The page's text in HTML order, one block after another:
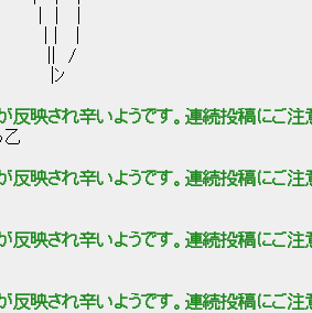
/
反映され辛いようです。連続投稿にご注
乙
反映され辛いようです。連続投稿にご注
反映され辛いようです。連続投稿にご注
反映され辛いようです。連続投稿にご注